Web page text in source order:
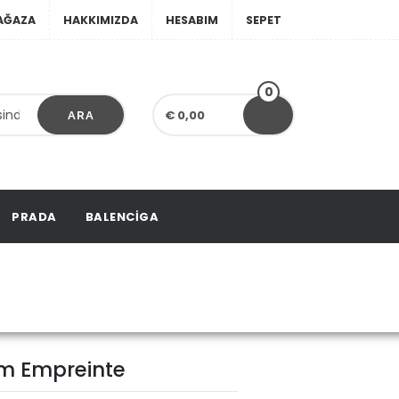
HAKKIMIZDA HESABIM SEPET
ARA € 0,00
0
PRADA BALENCIGA
Empreinte